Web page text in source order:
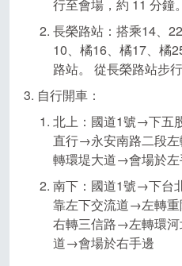
行至會場，約 11 分鐘。
長榮路站：搭乘14、
10、橘16、橘17、橘
路站。 從長榮路站步
自行開車：
北上：國道1號→下五
直行→永安南路二段
轉環堤大道→會場於左
南下：國道1號→下台
靠左下交流道→左轉
右轉三信路→左轉環
道→會場於右手邊